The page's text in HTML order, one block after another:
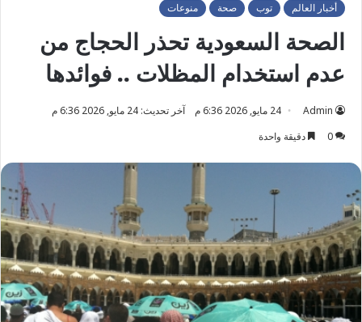
أخبار العالم توب صحة منوعات
الصحة السعودية تحذر الحجاج من
عدم استخدام المظلات .. فوائدها
Admin 24 مايو, 2026 6:36 م
آخر تحديث: 24 مايو, 2026 6:36 م
0
دقيقة واحدة